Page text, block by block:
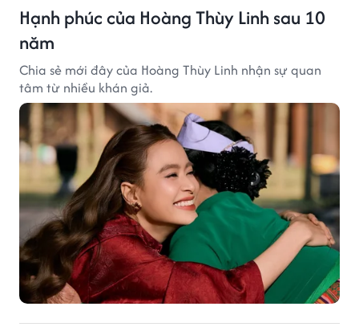
Hạnh phúc của Hoàng Thùy Linh sau 10
năm
Chia sẻ mới đây của Hoàng Thùy Linh nhận sự quan
tâm từ nhiều khán giả.